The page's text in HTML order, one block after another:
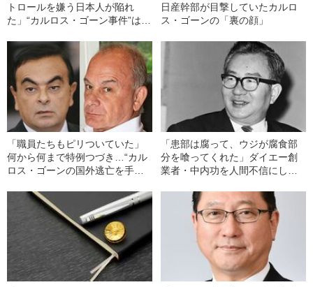
トロールを嫌う日本人が陥れ
た」“カルロス・ゴーン事件”は日
のか
日産幹部が目撃していたカルロ
ス・ゴーンの「裏の顔」
「職員たちもピリついていた」
何から何まで特例つづき…“カル
ロス・ゴーンの国外逃亡を手伝
た「驚きの態度」
「患部は腐って、ウジが腐食部
分を喰ってくれた」ダイエー創
業者・中内功を人間不信にし